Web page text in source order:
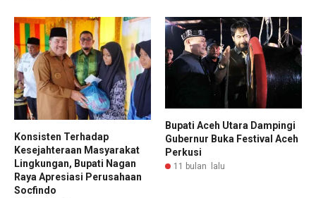
Konsisten Terhadap
Kesejahteraan Masyarakat
Lingkungan, Bupati Nagan
Raya Apresiasi Perusahaan
Socfindo
Bupati Aceh Utara Dampingi
Gubernur Buka Festival Aceh
Perkusi
11 bulan lalu